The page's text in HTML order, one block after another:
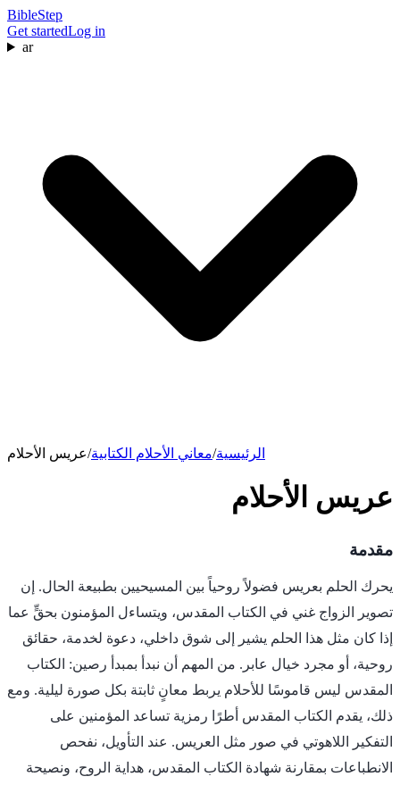
BibleStep
Get startedLog in
ar
الرئيسية/معاني الأحلام الكتابية/عريس الأحلام
عريس الأحلام
مقدمة
يحرك الحلم بعريس فضولاً روحياً بين المسيحيين بطبيعة الحال. إن
تصوير الزواج غني في الكتاب المقدس، ويتساءل المؤمنون بحقٍّ عما
إذا كان مثل هذا الحلم يشير إلى شوق داخلي، دعوة لخدمة، حقائق
روحية، أو مجرد خيال عابر. من المهم أن نبدأ بمبدأ رصين: الكتاب
المقدس ليس قاموسًا للأحلام يربط معانٍ ثابتة بكل صورة ليلية. ومع
ذلك، يقدم الكتاب المقدس أطرًا رمزية تساعد المؤمنين على
التفكير اللاهوتي في صور مثل العريس. عند التأويل، نفحص
الانطباعات بمقارنة شهادة الكتاب المقدس، هداية الروح، ونصيحة